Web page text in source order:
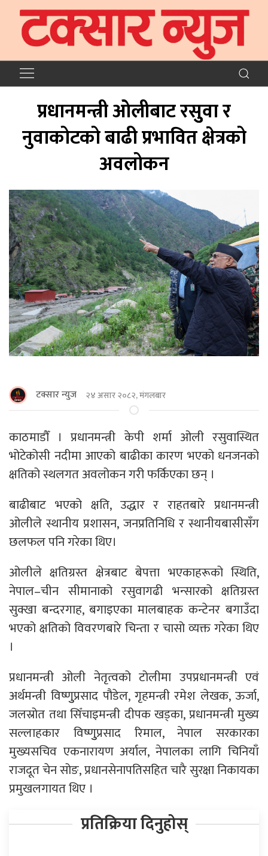
प्रधानमन्त्री ओलीबाट रसुुवा र
नुवाकोटको बाढी प्रभावित क्षेत्रको
अवलोकन
टक्सार न्युज २४ असार २०८२, मंगलबार
काठमाडौँ । प्रधानमन्त्री केपी शर्मा ओली रसुवास्थित
भोटेकोसी नदीमा आएको बाढीका कारण भएको धनजनको
क्षतिको स्थलगत अवलोकन गरी फर्किएका छन् ।
बाढीबाट भएको क्षति, उद्धार र राहतबारे प्रधानमन्त्री
ओलीले स्थानीय प्रशासन, जनप्रतिनिधि र स्थानीयबासीसँग
छलफल पनि गरेका थिए।
ओलीले क्षतिग्रस्त क्षेत्रबाट बेपत्ता भएकाहरूको स्थिति,
नेपाल–चीन सीमानाको रसुवागढी भन्सारको क्षतिग्रस्त
सुक्खा बन्दरगाह, बगाइएका मालबाहक कन्टेनर बगाउँदा
भएको क्षतिको विवरणबारे चिन्ता र चासो व्यक्त गरेका थिए
।
प्रधानमन्त्री ओली नेतृत्वको टोलीमा उपप्रधानमन्त्री एवं
अर्थमन्त्री विष्णुुप्रसाद पौडेल, गृहमन्त्री रमेश लेखक, ऊर्जा,
जलस्रोत तथा सिँचाइमन्त्री दीपक खड्का, प्रधानमन्त्री मुख्य
सल्लाहकार विष्णुुप्रसाद रिमाल, नेपाल सरकारका
मुख्यसचिव एकनारायण अर्याल, नेपालका लागि चिनियाँ
राजदूत चेन सोङ, प्रधानसेनापतिसहित चारै सुरक्षा निकायका
प्रमुखलगायत थिए ।
प्रतिक्रिया दिनुहोस्